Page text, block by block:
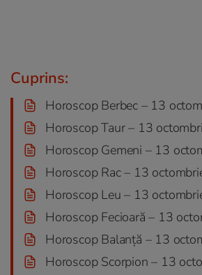
Cuprins:
Horoscop Berbec – 13
Horoscop Taur – 13
Horoscop Gemeni – 13
Horoscop Rac – 13
Horoscop Leu – 13
Horoscop Fecioară – 13
Horoscop Balanță – 13
Horoscop Scorpion – 13